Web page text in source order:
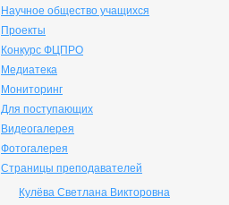
Научное общество учащихся
Проекты
Конкурс ФЦПРО
Медиатека
Мониторинг
Для поступающих
Видеогалерея
Фотогалерея
Страницы преподавателей
Кулёва Светлана Викторовна